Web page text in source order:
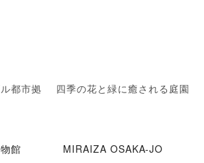
都市拠
四季の花と緑に癒される庭園
館 MIRAIZA OSAKA-JO